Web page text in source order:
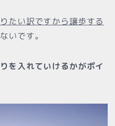
たい訳ですから譲歩する
いです。
を入れていけるかがポイ